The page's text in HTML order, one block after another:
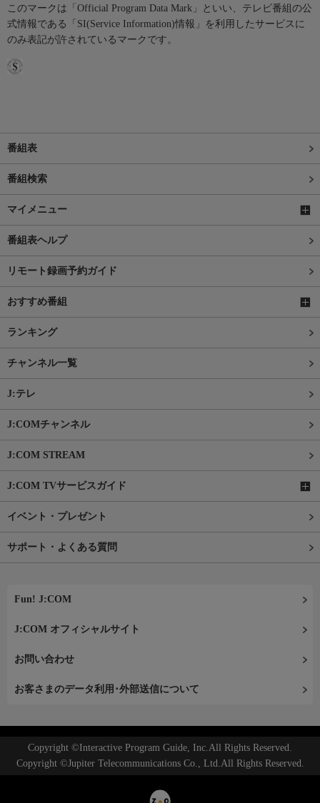
このマークは「Official Program Data Mark」といい、テレビ番組の公
式情報である「SI(Service Information)情報」を利用したサービスに
のみ表記が許されているマークです。
番組表
番組検索
マイメニュー
番組表ヘルプ
リモート録画予約ガイド
おすすめ番組
ランキング
チャンネル一覧
J:テレ
J:COMチャンネル
J:COM STREAM
J:COM TVサービスガイド
イベント・プレゼント
サポート・よくある質問
Fun! J:COM
J:COM オフィシャルサイト
お問い合わせ
お客さまのデータ利用･外部送信について
Copyright ©Interactive Program Guide, Inc.All Rights Reserved.
Copyright ©Jupiter Telecommunications Co., Ltd.All Rights Reserved.